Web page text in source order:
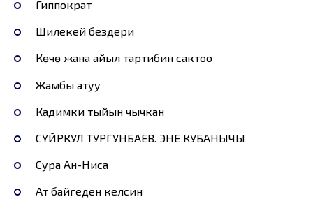
Гиппократ
Шилекей бездери
Көчө жана айыл тартибин сактоо
Жамбы атуу
Кадимки тыйын чычкан
СҮЙӨРКУЛ ТУРГУНБАЕВ. ЭНЕ КУБАНЫЧЫ
Сура Ан-Ниса
Ат байгеден келсин